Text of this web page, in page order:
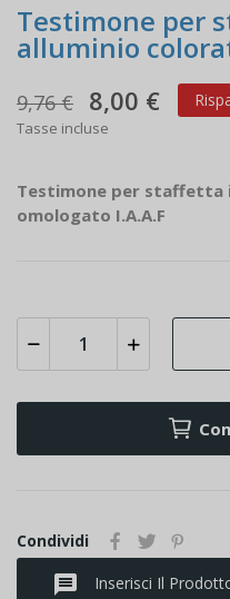
Testimone per
alluminio
9,76 € 8,00 €
Tasse incluse
Testimone per staffetta
omologato I.A.A.F
Condividi
message Inserisci Il